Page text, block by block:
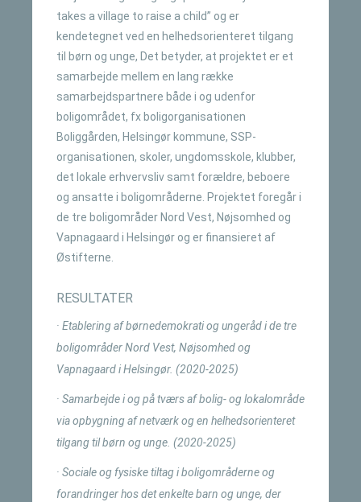
takes a village to raise a child” og er
kendetegnet ved en helhedsorienteret tilgang
til børn og unge, Det betyder, at projektet er et
samarbejde mellem en lang række
samarbejdspartnere både i og udenfor
boligområdet, fx boligorganisationen
Boliggården, Helsingør kommune, SSP-
organisationen, skoler, ungdomsskole, klubber,
det lokale erhvervsliv samt forældre, beboere
og ansatte i boligområderne. Projektet foregår i
de tre boligområder Nord Vest, Nøjsomhed og
Vapnagaard i Helsingør og er finansieret af
Østifterne.
RESULTATER
· Etablering af børnedemokrati og ungeråd i de tre
boligområder Nord Vest, Nøjsomhed og
Vapnagaard i Helsingør. (2020-2025)
· Samarbejde i og på tværs af bolig- og lokalområde
via opbygning af netværk og en helhedsorienteret
tilgang til børn og unge. (2020-2025)
· Sociale og fysiske tiltag i boligområderne og
forandringer hos det enkelte barn og unge, der